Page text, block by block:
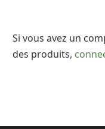
Si vous avez un
des produits,